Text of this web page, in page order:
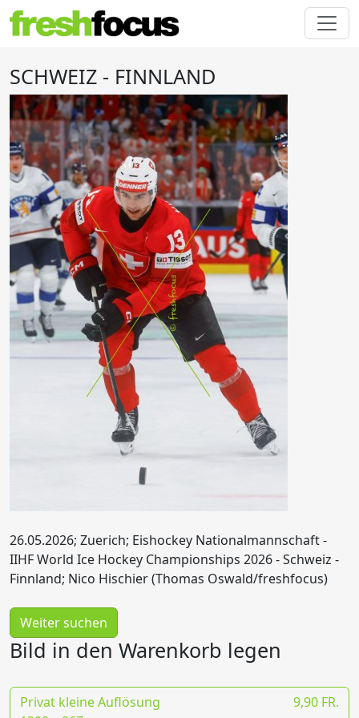
SCHWEIZ - FINNLAND
26.05.2026; Zuerich; Eishockey Nationalmannschaft -
IIHF World Ice Hockey Championships 2026 - Schweiz -
Finnland; Nico Hischier (Thomas Oswald/freshfocus)
Weiter suchen
Bild in den Warenkorb legen
Privat kleine Auflösung
9,90 FR.